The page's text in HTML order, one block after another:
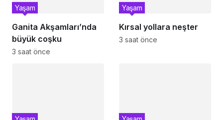
Ganita Akşamları’nda
büyük coşku
Yaşam
3 saat önce
Kırsal yollara neşter
Yaşam
3 saat önce